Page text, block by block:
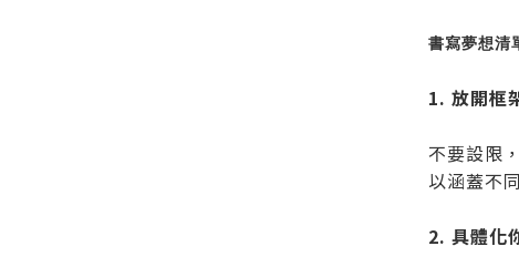
書寫夢想清
1. 放開框
不要設限
以涵蓋不
2. 具體化